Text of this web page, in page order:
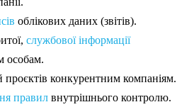
облікових даних (звітів).
службової інформації
особам.
проєктів конкурентним компаніям.
правил внутрішнього контролю.